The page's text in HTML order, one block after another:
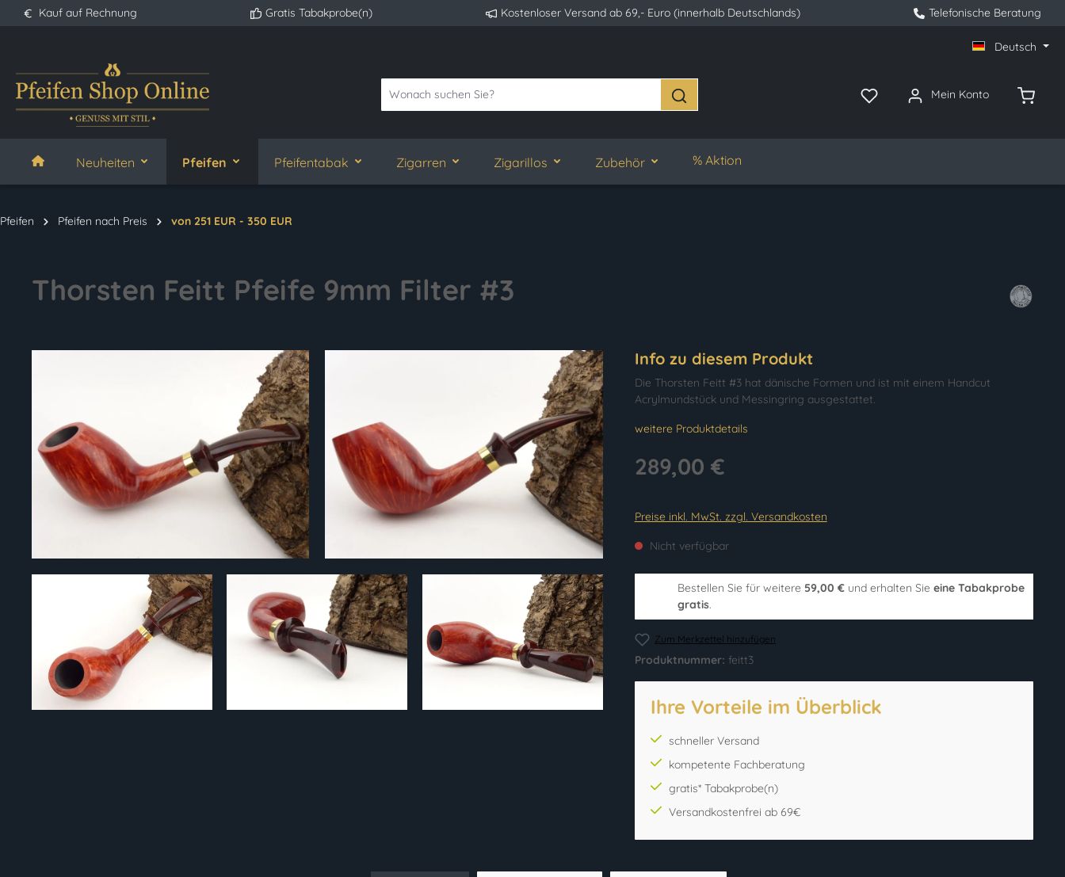
Zur Hauptnavigation springen
Kauf auf Rechnung Gratis Tabakprobe(n) Kostenloser Versand ab 69,- Euro (innerhalb Deutschlands) Telefonische Beratung
Deutsch
Mein Konto
Neuheiten Pfeifen Pfeifentabak Zigarren Zigarillos Zubehör % Aktion
Pfeifen Pfeifen nach Preis von 251 EUR - 350 EUR
Thorsten Feitt Pfeife 9mm Filter #3
Info zu diesem Produkt
Die Thorsten Feitt #3 hat dänische Formen und ist mit einem Handcut
Acrylmundstück und Messingring ausgestattet.
weitere Produktdetails
289,00 €
Preise inkl. MwSt. zzgl. Versandkosten
Nicht verfügbar
Bestellen Sie für weitere 59,00 €und erhalten Sie eine Tabakprobe
gratis.
Zum Merkzettel hinzufügen
Produktnummer: feitt3
Ihre Vorteile im Überblick
schneller Versand
kompetente Fachberatung
gratis* Tabakprobe(n)
Versandkostenfrei ab 69€